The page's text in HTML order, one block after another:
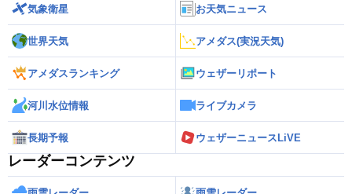
気象衛星 お天気ニュース
世界天気 アメダス(実況天気)
アメダスランキング ウェザーリポート
河川水位情報 ライブカメラ
長期予報 ウェザーニュースLiVE
レーダーコンテンツ